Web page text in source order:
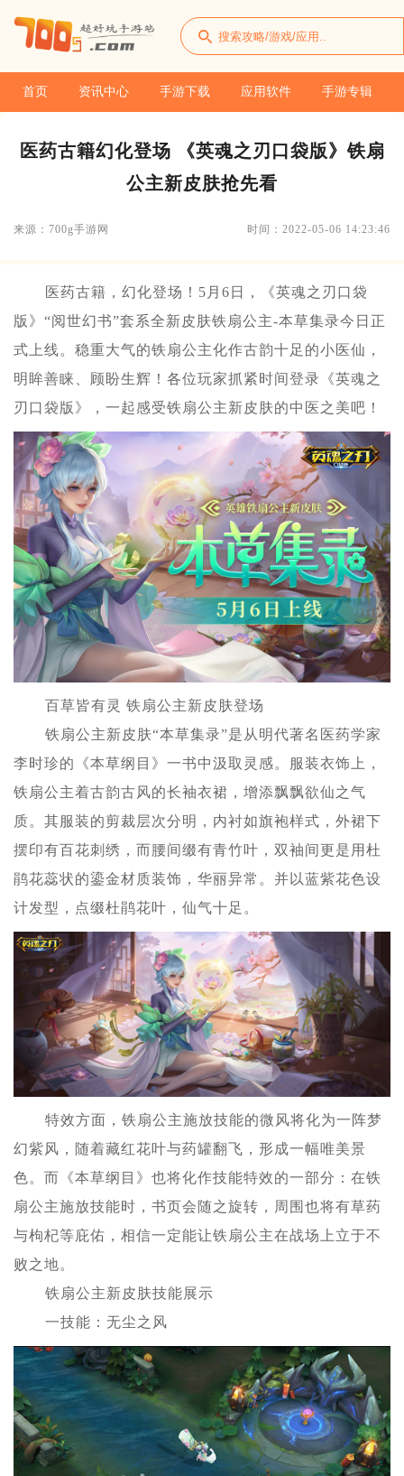
首页 资讯中心 手游下载 应用软件 手游专辑
医药古籍幻化登场 《英魂之刃口袋版》铁扇
公主新皮肤抢先看
来源：700g手游网 时间：2022-05-06 14:23:46
医药古籍，幻化登场！5月6日，《英魂之刃口袋
版》“阅世幻书”套系全新皮肤铁扇公主-本草集录今日正
式上线。稳重大气的铁扇公主化作古韵十足的小医仙，
明眸善睐、顾盼生辉！各位玩家抓紧时间登录《英魂之
刃口袋版》，一起感受铁扇公主新皮肤的中医之美吧！
百草皆有灵 铁扇公主新皮肤登场
铁扇公主新皮肤“本草集录”是从明代著名医药学家
李时珍的《本草纲目》一书中汲取灵感。服装衣饰上，
铁扇公主着古韵古风的长袖衣裙，增添飘飘欲仙之气
质。其服装的剪裁层次分明，内衬如旗袍样式，外裙下
摆印有百花刺绣，而腰间缀有青竹叶，双袖间更是用杜
鹃花蕊状的鎏金材质装饰，华丽异常。并以蓝紫花色设
计发型，点缀杜鹃花叶，仙气十足。
特效方面，铁扇公主施放技能的微风将化为一阵梦
幻紫风，随着藏红花叶与药罐翻飞，形成一幅唯美景
色。而《本草纲目》也将化作技能特效的一部分：在铁
扇公主施放技能时，书页会随之旋转，周围也将有草药
与枸杞等庇佑，相信一定能让铁扇公主在战场上立于不
败之地。
铁扇公主新皮肤技能展示
一技能：无尘之风